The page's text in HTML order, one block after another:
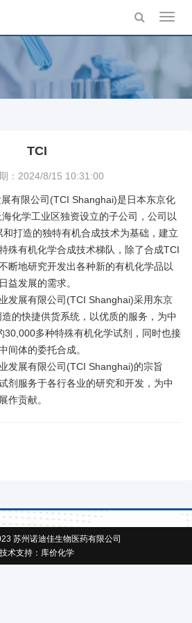
TCI
：2024/8/15 10:31:00
有限公司(TCI Shanghai)是日本东京化
化学工业区独资设立的子公司，公司以
打造的独特有机合成技术为基础，建立
殊有机化学合成技术梯队，除了合成TCI
断地研究开发出各种新的有机化学品以
益发展的需求。
展有限公司(TCI Shanghai)采用东京
的快捷供货系统，以优质的服务，为中
30,000多种特殊有机化学试剂，同时也接
间体的委托合成。
展有限公司(TCI Shanghai)的宗旨
剂服务于各行各业的研究和开发，为中
作贡献。
苏州诺迪佳生物医药有限公司
技术支持： 库价化学